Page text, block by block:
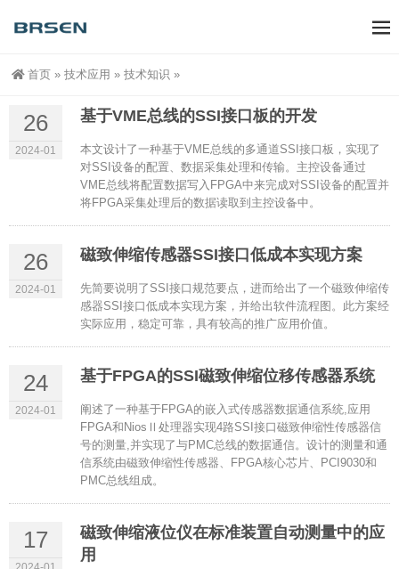
首页 » 技术应用 » 技术知识 »
26
2024-01
基于VME总线的SSI接口板的开发
本文设计了一种基于VME总线的多通道SSI接口板，实现了
对SSI设备的配置、数据采集处理和传输。主控设备通过
VME总线将配置数据写入FPGA中来完成对SSI设备的配置并
将FPGA采集处理后的数据读取到主控设备中。
26
2024-01
磁致伸缩传感器SSI接口低成本实现方案
先简要说明了SSI接口规范要点，进而给出了一个磁致伸缩传
感器SSI接口低成本实现方案，并给出软件流程图。此方案经
实际应用，稳定可靠，具有较高的推广应用价值。
24
2024-01
基于FPGA的SSI磁致伸缩位移传感器系统
阐述了一种基于FPGA的嵌入式传感器数据通信系统,应用
FPGA和NiosⅡ处理器实现4路SSI接口磁致伸缩性传感器信
号的测量,并实现了与PMC总线的数据通信。设计的测量和通
信系统由磁致伸缩性传感器、FPGA核心芯片、PCI9030和
PMC总线组成。
17
磁致伸缩液位仪在标准装置自动测量中的应
用